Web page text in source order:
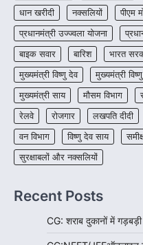
4
More
रायपुर।
आश्रय देने,
धान खरीदी
नक्सलियों पीएम
प्रधानमंत्री उज्ज्वला योजना
बाइक सवार
बारिश भारत
मुख्यमंत्री विष्णु देव
मुख्यमंत्री
मुख्यमंत्री साय
मौसम विभाग
रेलवे
रोजगार लखपति दीदी
वन विभाग
विष्णु देव साय
सुरक्षाबलों और नक्सलियों
Recent Posts
CG: शराब दुकानों में